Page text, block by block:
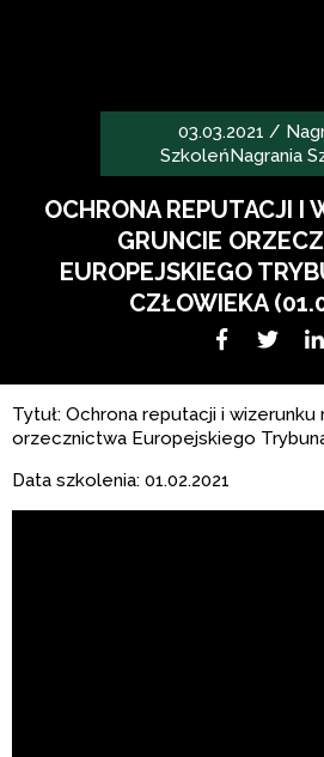
03.03.2021 /
SzkoleńNagrania
OCHRONA REPUTACJI I
GRUNCIE
EUROPEJSKIEGO
CZŁOWIEKA
Facebook
Tytuł: Ochrona reputacji i wizerunku
orzecznictwa Europejskiego
Data szkolenia: 01.02.2021